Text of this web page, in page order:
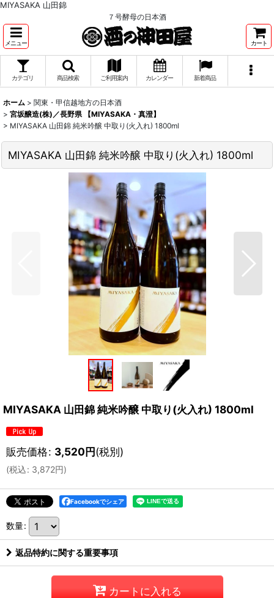
MIYASAKA 山田錦
７号酵母の日本酒
メニュー カート
カテゴリ 商品検索 ご利用案内 カレンダー 新着商品
ホーム > 関東・甲信越地方の日本酒
> 宮坂醸造(株)／長野県 【MIYASAKA・真澄】
> MIYASAKA 山田錦 純米吟醸 中取り(火入れ) 1800ml
MIYASAKA 山田錦 純米吟醸 中取り(火入れ) 1800ml
MIYASAKA 山田錦 純米吟醸 中取り(火入れ) 1800ml
販売価格: 3,520円(税別)
(税込: 3,872円)
Facebookでシェア
数量:
返品特約に関する重要事項
カートに入れる